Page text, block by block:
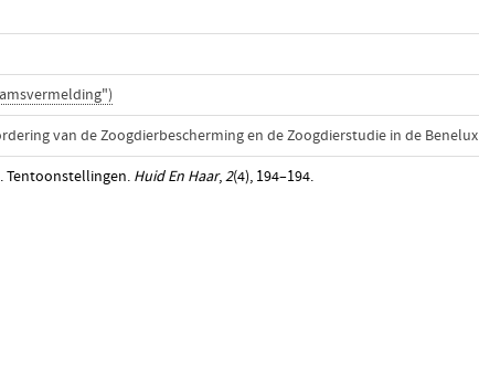
van de Zoogdierbescherming en de Zoogdierstudie in de Benelux
Tentoonstellingen. Huid En Haar,2(4), 194–194.